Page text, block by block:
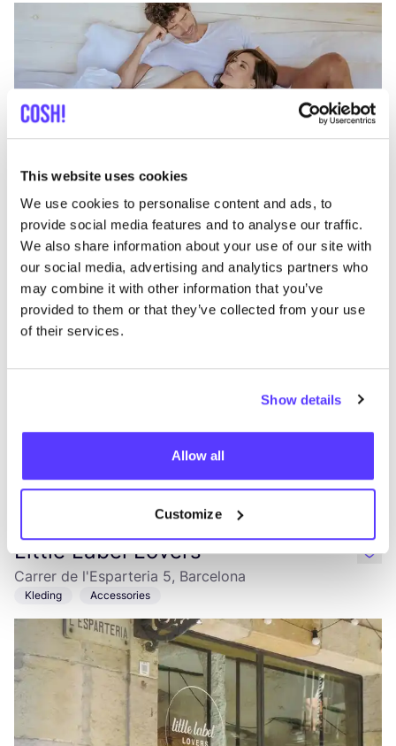
This website uses cookies
We use cookies to personalise content and ads, to
provide social media features and to analyse our traffic.
We also share information about your use of our site with
our social media, advertising and analytics partners who
may combine it with other information that you’ve
provided to them or that they’ve collected from your use
of their services.
Show details
Allow all
Customize
Aan route toevoegen Bezoek webshop
Owl
Carrer de la Ciutat de Granada 65, Barcelona
Kleding Accessories
Aan route toevoegen Bezoek webshop
like
Little Label Lovers
Carrer de l'Esparteria 5, Barcelona
Kleding Accessories
like